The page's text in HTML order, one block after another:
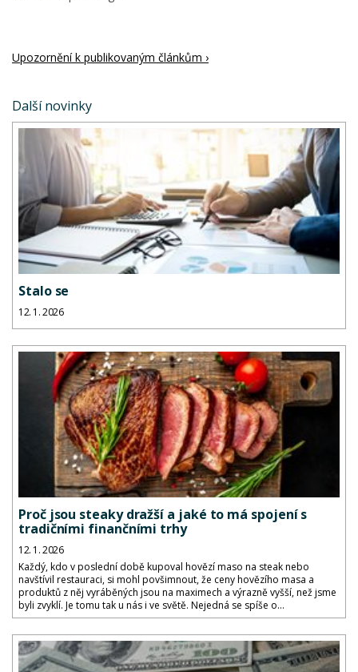
Upozornění k publikovaným článkům ›
Další novinky
Stalo se
12. 1. 2026
Proč jsou steaky dražší a jaké to má spojení s
tradičními finančními trhy
12. 1. 2026
Každý, kdo v poslední době kupoval hovězí maso na steak nebo
navštívil restauraci, si mohl povšimnout, že ceny hovězího masa a
produktů z něj vyráběných jsou na maximech a výrazně vyšší, než jsme
byli zvyklí. Je tomu tak u nás i ve světě. Nejedná se spíše o...